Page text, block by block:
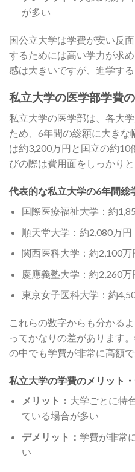
が多い
国公立大学は学費が安い反
するためには高い学力が求
感は大きいですが、進学す
私立大学の医学部学費
私立大学の医学部は、各大
ため、6年間の総額に大き
は約3,200万円と国立の約
びの際は費用面をしっかり
代表的な私立大学の6年間総
国際医療福祉大学：約
順天堂大学：約2,080万円
関西医科大学：約2,100万
慶應義塾大学：約2,260万
東京女子医科大学：約
これらの数字からも分かる
ってかなりの差があります
の中でも学費が非常に高額
私立大学の学費のメリット
メリット： 大学ごとに特
ている場合が多い
デメリット： 学費が非常
い